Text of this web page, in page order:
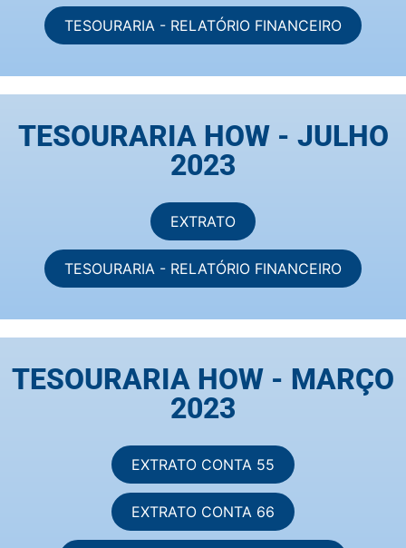
TESOURARIA - RELATÓRIO FINANCEIRO
TESOURARIA HOW - JULHO
2023
EXTRATO
TESOURARIA - RELATÓRIO FINANCEIRO
TESOURARIA HOW - MARÇO
2023
EXTRATO CONTA 55
EXTRATO CONTA 66